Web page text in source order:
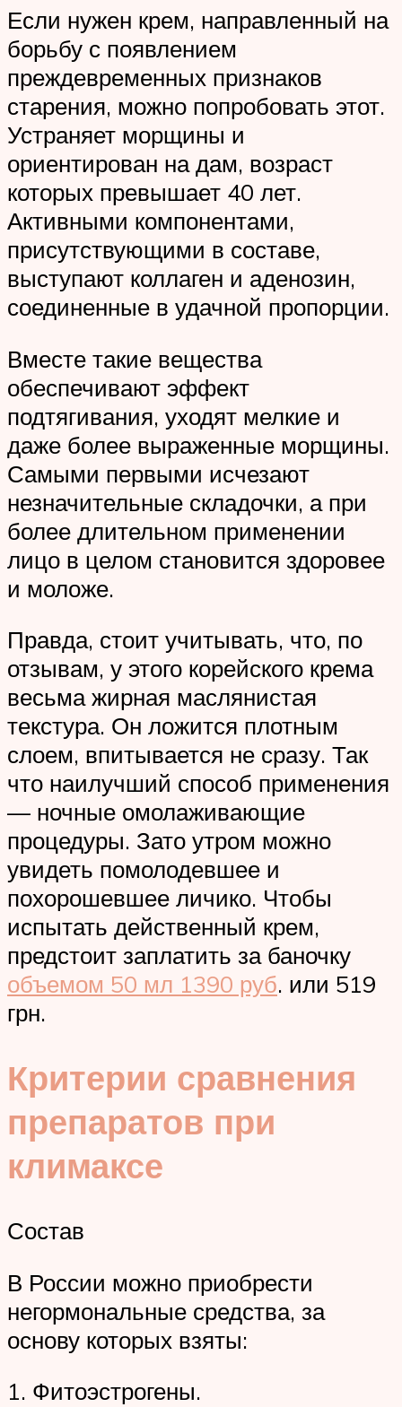
Если нужен крем, направленный на
борьбу с появлением
преждевременных признаков
старения, можно попробовать этот.
Устраняет морщины и
ориентирован на дам, возраст
которых превышает 40 лет.
Активными компонентами,
присутствующими в составе,
выступают коллаген и аденозин,
соединенные в удачной пропорции.
Вместе такие вещества
обеспечивают эффект
подтягивания, уходят мелкие и
даже более выраженные морщины.
Самыми первыми исчезают
незначительные складочки, а при
более длительном применении
лицо в целом становится здоровее
и моложе.
Правда, стоит учитывать, что, по
отзывам, у этого корейского крема
весьма жирная маслянистая
текстура. Он ложится плотным
слоем, впитывается не сразу. Так
что наилучший способ применения
— ночные омолаживающие
процедуры. Зато утром можно
увидеть помолодевшее и
похорошевшее личико. Чтобы
испытать действенный крем,
предстоит заплатить за баночку
объемом 50 мл 1390 руб. или 519
грн.
Критерии сравнения
препаратов при
климаксе
Состав
В России можно приобрести
негормональные средства, за
основу которых взяты:
1. Фитоэстрогены.